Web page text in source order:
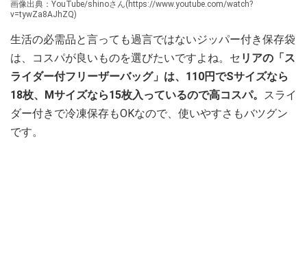
画像出典：YouTube/shinoさん(https://www.youtube.com/watch?
v=tywZa8AJhZQ)
生活の必需品と言っても過言ではないジッパー付き保存袋
は、コスパが良いものを選びたいですよね。セ リアの「ス
ライダー付フリーザーバッグ」は、110円でSサイズなら
18枚、Mサイズなら15枚入っているので高コスパ。 スライ
ダー付きで冷凍保存もOKなので、使いやすさもバツグン
です。